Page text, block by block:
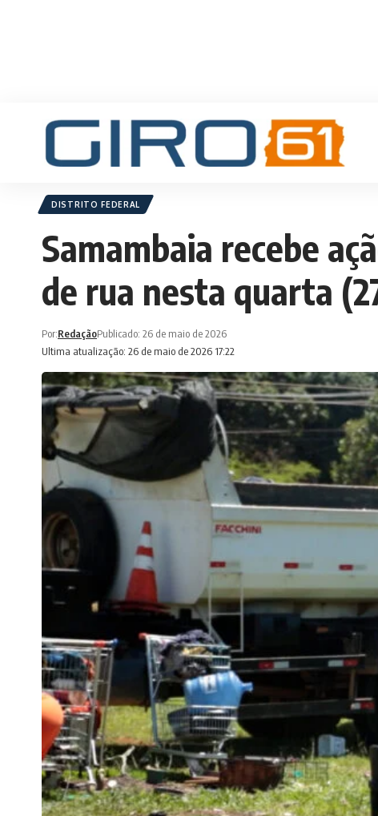
DISTRITO FEDERAL
Samambaia recebe
de rua nesta quarta
Ultima atualização: 26 de maio de 2026 17:22
Por:RedaçãoPublicado: 26 de maio de 2026